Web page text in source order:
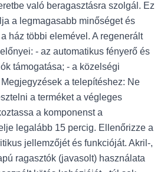
való beragasztásra szolgál. Ez
a legmagasabb minőséget és
ház többi elemével. A regenerált
- az automatikus fényerő és
támogatása; - a közelségi
a telepítéshez: Ne
a terméket a végleges
a komponenst a
legalább 15 percig. Ellenőrizze a
jellemzőjét és funkcióját. Akril-,
ragasztók (javasolt) használata